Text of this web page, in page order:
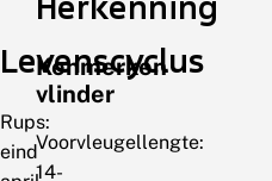
Levenscyclus
Rups:
eind
Kenmerken
vlinder
Voorvleugellengte:
14-